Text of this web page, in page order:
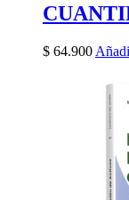
$ 64.900